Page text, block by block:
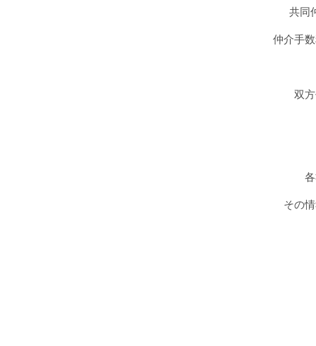
共同
仲介手
双
その